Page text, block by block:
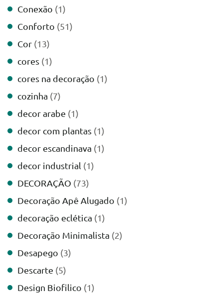
Conexão (1)
Conforto (51)
Cor (13)
cores (1)
cores na decoração (1)
cozinha (7)
decor arabe (1)
decor com plantas (1)
decor escandinava (1)
decor industrial (1)
DECORAÇÃO (73)
Decoração Apê Alugado (1)
decoração eclética (1)
Decoração Minimalista (2)
Desapego (3)
Descarte (5)
Design Biofilico (1)